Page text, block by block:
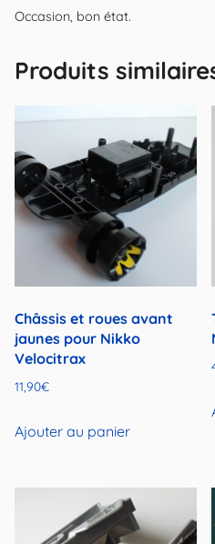
Occasion, bon état.
Produits
Châssis et roues avant
jaunes pour Nikko
Velocitrax
11,90€
Ajouter au panier